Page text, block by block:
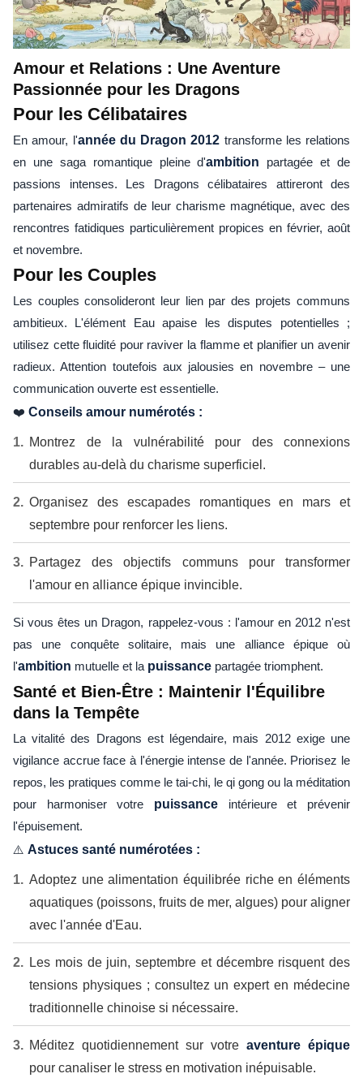
Amour et Relations : Une Aventure
Passionnée pour les Dragons
Pour les Célibataires
En amour, l'année du Dragon 2012 transforme les relations
en une saga romantique pleine d'ambition partagée et de
passions intenses. Les Dragons célibataires attireront des
partenaires admiratifs de leur charisme magnétique, avec des
rencontres fatidiques particulièrement propices en février, août
et novembre.
Pour les Couples
Les couples consolideront leur lien par des projets communs
ambitieux. L'élément Eau apaise les disputes potentielles ;
utilisez cette fluidité pour raviver la flamme et planifier un avenir
radieux. Attention toutefois aux jalousies en novembre – une
communication ouverte est essentielle.
❤️ Conseils amour numérotés :
Montrez de la vulnérabilité pour des connexions
durables au-delà du charisme superficiel.
Organisez des escapades romantiques en mars et
septembre pour renforcer les liens.
Partagez des objectifs communs pour transformer
l'amour en alliance épique invincible.
Si vous êtes un Dragon, rappelez-vous : l'amour en 2012 n'est
pas une conquête solitaire, mais une alliance épique où
l'ambition mutuelle et la puissance partagée triomphent.
Santé et Bien-Être : Maintenir l'Équilibre
dans la Tempête
La vitalité des Dragons est légendaire, mais 2012 exige une
vigilance accrue face à l'énergie intense de l'année. Priorisez le
repos, les pratiques comme le tai-chi, le qi gong ou la méditation
pour harmoniser votre puissance intérieure et prévenir
l'épuisement.
⚠️ Astuces santé numérotées :
Adoptez une alimentation équilibrée riche en éléments
aquatiques (poissons, fruits de mer, algues) pour aligner
avec l'année d'Eau.
Les mois de juin, septembre et décembre risquent des
tensions physiques ; consultez un expert en médecine
traditionnelle chinoise si nécessaire.
Méditez quotidiennement sur votre aventure épique
pour canaliser le stress en motivation inépuisable.